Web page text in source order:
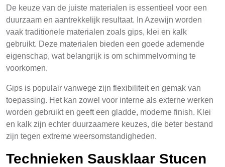
De keuze van de juiste materialen is essentieel voor een
duurzaam en aantrekkelijk resultaat. In Azewijn worden
vaak traditionele materialen zoals gips, klei en kalk
gebruikt. Deze materialen bieden een goede ademende
eigenschap, wat belangrijk is om schimmelvorming te
voorkomen.
Gips is populair vanwege zijn flexibiliteit en gemak van
toepassing. Het kan zowel voor interne als externe werken
worden gebruikt en geeft een gladde, moderne finish. Klei
en kalk zijn echter duurzaamere keuzes, die beter bestand
zijn tegen extreme weersomstandigheden.
Technieken Sausklaar Stucen